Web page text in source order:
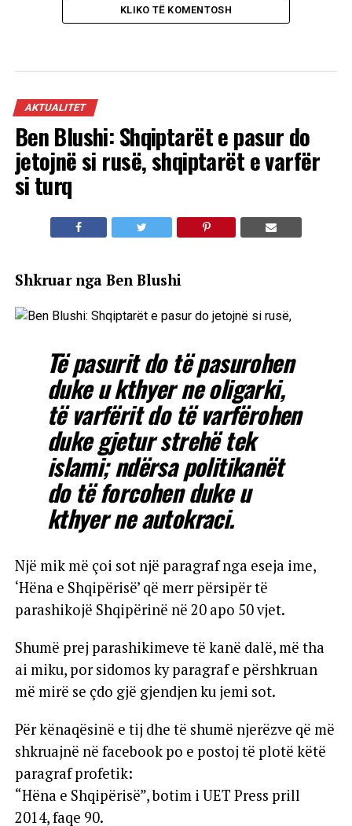
KLIKO TË KOMENTOSH
AKTUALITET
Ben Blushi: Shqiptarët e pasur do
jetojnë si rusë, shqiptarët e varfër
si turq
Shkruar nga Ben Blushi
Të pasurit do të pasurohen
duke u kthyer ne oligarki,
të varfërit do të varfërohen
duke gjetur strehë tek
islami; ndërsa politikanët
do të forcohen duke u
kthyer ne autokraci.
Një mik më çoi sot një paragraf nga eseja ime,
‘Hëna e Shqipërisë’ që merr përsipër të
parashikojë Shqipërinë në 20 apo 50 vjet.
Shumë prej parashikimeve të kanë dalë, më tha
ai miku, por sidomos ky paragraf e përshkruan
më mirë se çdo gjë gjendjen ku jemi sot.
Për kënaqësinë e tij dhe të shumë njerëzve që më
shkruajnë në facebook po e postoj të plotë këtë
paragraf profetik:
“Hëna e Shqipërisë”, botim i UET Press prill
2014, faqe 90.